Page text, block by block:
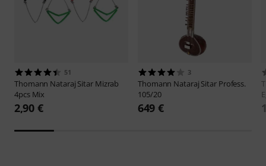
51
Thomann Nataraj Sitar Mizrab
4pcs Mix
2,90 €
3
Thomann Nataraj Sitar Profess.
105/20
649 €